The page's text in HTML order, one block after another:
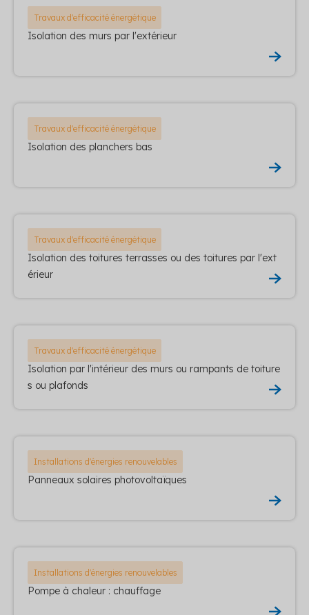
Travaux d'efficacité énergétique
Isolation des murs par l'extérieur
Travaux d'efficacité énergétique
Isolation des planchers bas
Travaux d'efficacité énergétique
Isolation des toitures terrasses ou des toitures par l'ext
érieur
Travaux d'efficacité énergétique
Isolation par l'intérieur des murs ou rampants de toiture
s ou plafonds
Installations d'énergies renouvelables
Panneaux solaires photovoltaïques
Installations d'énergies renouvelables
Pompe à chaleur : chauffage